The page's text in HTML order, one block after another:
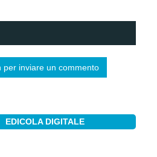
per inviare un commento
EDICOLA DIGITALE